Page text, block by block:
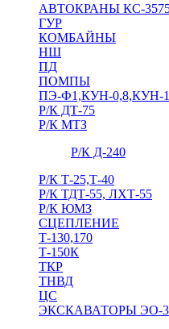
АВТОКРАНЫ КС-
ГУР
КОМБАЙНЫ
НШ
ПД
ПОМПЫ
ПЭ-Ф1,КУН-0,8,КУН-
Р/К ДТ-75
Р/К МТЗ
Р/К Д-240
Р/К Т-25,Т-40
Р/К ТДТ-55, ЛХТ-55
Р/К ЮМЗ
СЦЕПЛЕНИЕ
Т-130,170
Т-150К
ТКР
ТНВД
ЦС
ЭКСКАВАТОРЫ ЭО-